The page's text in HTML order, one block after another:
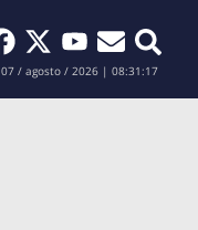
Buscar
07 / agosto / 2026 | 08:31:18